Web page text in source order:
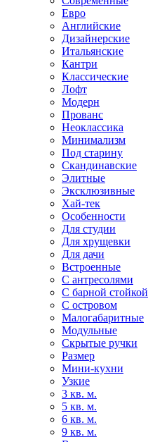
Евро
Английские
Дизайнерские
Итальянские
Кантри
Классические
Лофт
Модерн
Прованс
Неоклассика
Минимализм
Под старину
Скандинавские
Элитные
Эксклюзивные
Хай-тек
Особенности
Для студии
Для хрущевки
Для дачи
Встроенные
С антресолями
С барной стойкой
С островом
Малогабаритные
Модульные
Скрытые ручки
Размер
Мини-кухни
Узкие
3 кв. м.
5 кв. м.
6 кв. м.
9 кв. м.